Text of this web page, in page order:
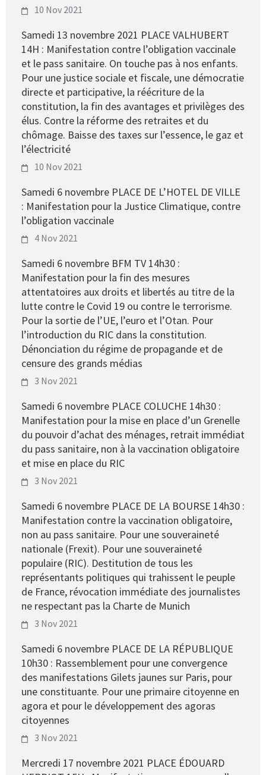
10 Nov 2021
Samedi 13 novembre 2021 PLACE VALHUBERT
14H : Manifestation contre l’obligation vaccinale
et le pass sanitaire. On touche pas à nos enfants.
Pour une justice sociale et fiscale, une démocratie
directe et participative, la réécriture de la
constitution, la fin des avantages et privilèges des
élus. Contre la réforme des retraites et du
chômage. Baisse des taxes sur l’essence, le gaz et
l’électricité
10 Nov 2021
Samedi 6 novembre PLACE DE L’HOTEL DE VILLE
: Manifestation pour la Justice Climatique, contre
l’obligation vaccinale
4 Nov 2021
Samedi 6 novembre BFM TV 14h30 :
Manifestation pour la fin des mesures
attentatoires aux droits et libertés au titre de la
lutte contre le Covid 19 ou contre le terrorisme.
Pour la sortie de l’UE, l’euro et l’Otan. Pour
l’introduction du RIC dans la constitution.
Dénonciation du régime de propagande et de
censure des grands médias
3 Nov 2021
Samedi 6 novembre PLACE COLUCHE 14h30 :
Manifestation pour la mise en place d’un Grenelle
du pouvoir d’achat des ménages, retrait immédiat
du pass sanitaire, non à la vaccination obligatoire
et mise en place du RIC
3 Nov 2021
Samedi 6 novembre PLACE DE LA BOURSE 14h30 :
Manifestation contre la vaccination obligatoire,
non au pass sanitaire. Pour une souveraineté
nationale (Frexit). Pour une souveraineté
populaire (RIC). Destitution de tous les
représentants politiques qui trahissent le peuple
de France, révocation immédiate des journalistes
ne respectant pas la Charte de Munich
3 Nov 2021
Samedi 6 novembre PLACE DE LA RÉPUBLIQUE
10h30 : Rassemblement pour une convergence
des manifestations Gilets jaunes sur Paris, pour
une constituante. Pour une primaire citoyenne en
agora et pour le développement des agoras
citoyennes
3 Nov 2021
Mercredi 17 novembre 2021 PLACE ÉDOUARD